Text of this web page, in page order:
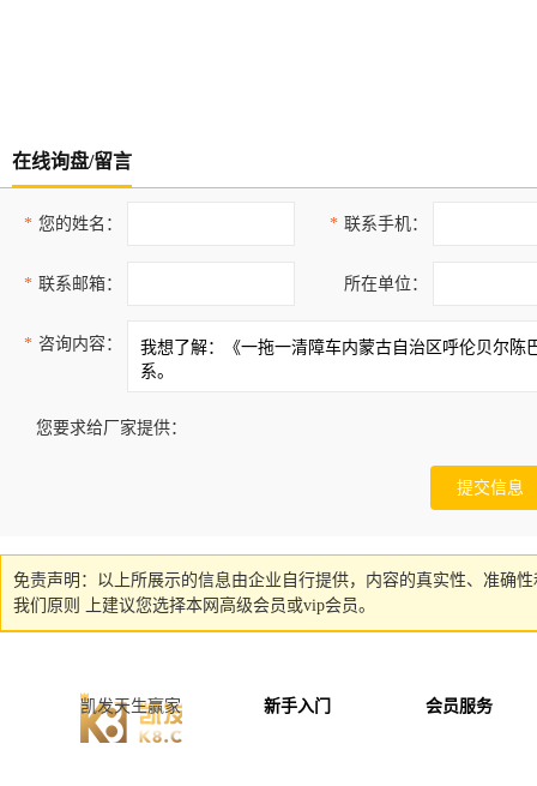
在线询盘/留言
* 您的姓名： * 联系手机：
* 联系邮箱： 所在单位：
* 咨询内容：
您要求给厂家提供：
免责声明：以上所展示的信息由企业自行提供，内容的真实性、准确
我们原则 上建议您选择本网高级会员或vip会员。
凯发天生赢家 新手入门 会员服务